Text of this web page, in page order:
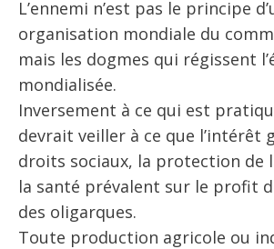
L’ennemi n’est pas le principe
organisation mondiale du
mais les dogmes qui régissent
mondialisée.
Inversement à ce qui est
devrait veiller à ce que l’intérêt
droits sociaux, la protection de
la santé prévalent sur le profit
des oligarques.
Toute production agricole ou